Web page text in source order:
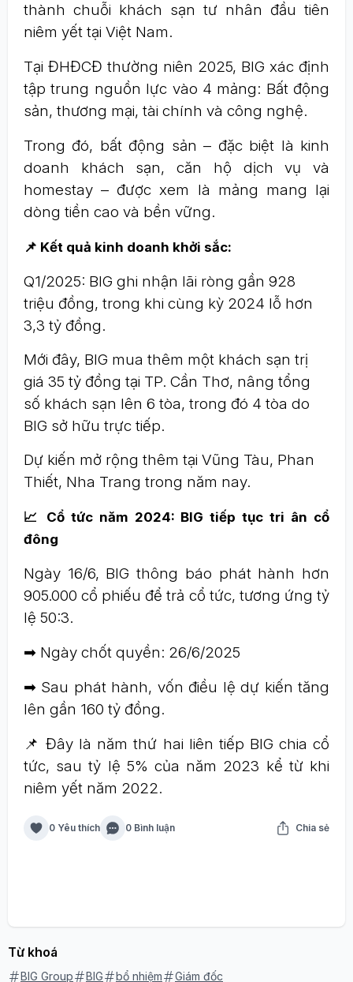
thành chuỗi khách sạn tư nhân đầu tiên
niêm yết tại Việt Nam.
Tại ĐHĐCĐ thường niên 2025, BIG xác định
tập trung nguồn lực vào 4 mảng: Bất động
sản, thương mại, tài chính và công nghệ.
Trong đó, bất động sản – đặc biệt là kinh
doanh khách sạn, căn hộ dịch vụ và
homestay – được xem là mảng mang lại
dòng tiền cao và bền vững.
📌 Kết quả kinh doanh khởi sắc:
Q1/2025: BIG ghi nhận lãi ròng gần 928
triệu đồng, trong khi cùng kỳ 2024 lỗ hơn
3,3 tỷ đồng.
Mới đây, BIG mua thêm một khách sạn trị
giá 35 tỷ đồng tại TP. Cần Thơ, nâng tổng
số khách sạn lên 6 tòa, trong đó 4 tòa do
BIG sở hữu trực tiếp.
Dự kiến mở rộng thêm tại Vũng Tàu, Phan
Thiết, Nha Trang trong năm nay.
📈 Cổ tức năm 2024: BIG tiếp tục tri ân cổ
đông
Ngày 16/6, BIG thông báo phát hành hơn
905.000 cổ phiếu để trả cổ tức, tương ứng tỷ
lệ 50:3.
➡ Ngày chốt quyền: 26/6/2025
➡ Sau phát hành, vốn điều lệ dự kiến tăng
lên gần 160 tỷ đồng.
📌 Đây là năm thứ hai liên tiếp BIG chia cổ
tức, sau tỷ lệ 5% của năm 2023 kể từ khi
niêm yết năm 2022.
0 Yêu thích 0 Bình luận Chia sẻ
Từ khoá
BIG Group BIG bổ nhiệm Giám đốc